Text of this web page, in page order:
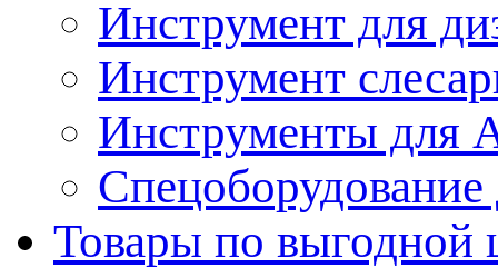
Инструмент для
Инструмент
Инструменты
Спецоборудование
Товары по выгодной